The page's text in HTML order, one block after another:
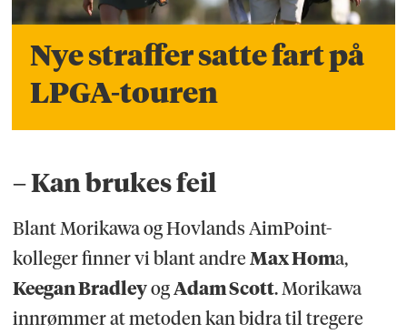
Nye straffer satte fart på
LPGA-touren
– Kan brukes feil
Blant Morikawa og Hovlands AimPoint-
kolleger finner vi blant andre Max Homa,
Keegan BradleyogAdam Scott. Morikawa
innrømmer at metoden kan bidra til tregere